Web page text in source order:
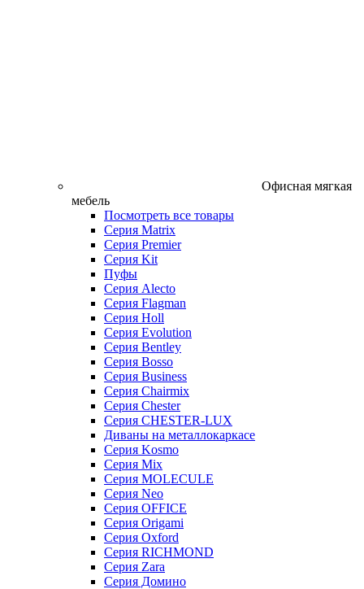
Офисная мягкая
мебель
Посмотреть все товары
Серия Matrix
Серия Premier
Серия Kit
Пуфы
Серия Alecto
Серия Flagman
Серия Holl
Серия Evolution
Серия Bentley
Серия Bosso
Серия Business
Серия Chairmix
Серия Chester
Серия CHESTER-LUX
Диваны на металлокаркасе
Серия Kosmo
Серия Mix
Серия MOLECULE
Серия Neo
Серия OFFICE
Серия Origami
Серия Oxford
Серия RICHMOND
Серия Zara
Серия Домино